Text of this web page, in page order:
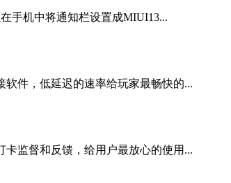
手机中将通知栏设置成MIUI13...
件，低延迟的速率给玩家最畅快的...
监督和反馈，给用户最放心的使用...